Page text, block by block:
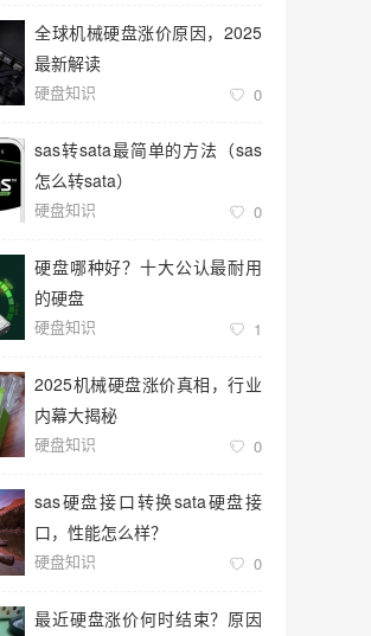
全球机械硬盘涨价原因，2025
最新解读
硬盘知识 0
sas转sata最简单的方法（sas
怎么转sata）
硬盘知识 0
硬盘哪种好？十大公认最耐用
的硬盘
硬盘知识 1
2025机械硬盘涨价真相，行业
内幕大揭秘
硬盘知识 0
sas硬盘接口转换sata硬盘接
口，性能怎么样？
硬盘知识 0
最近硬盘涨价何时结束？原因